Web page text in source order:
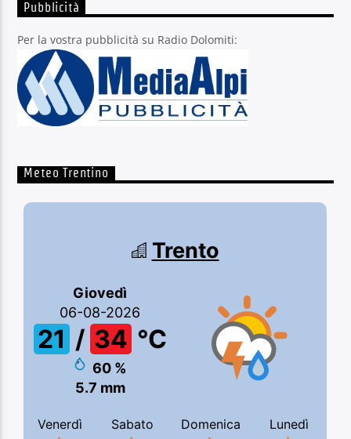
Pubblicità
Per la vostra pubblicità su Radio Dolomiti:
Meteo Trentino